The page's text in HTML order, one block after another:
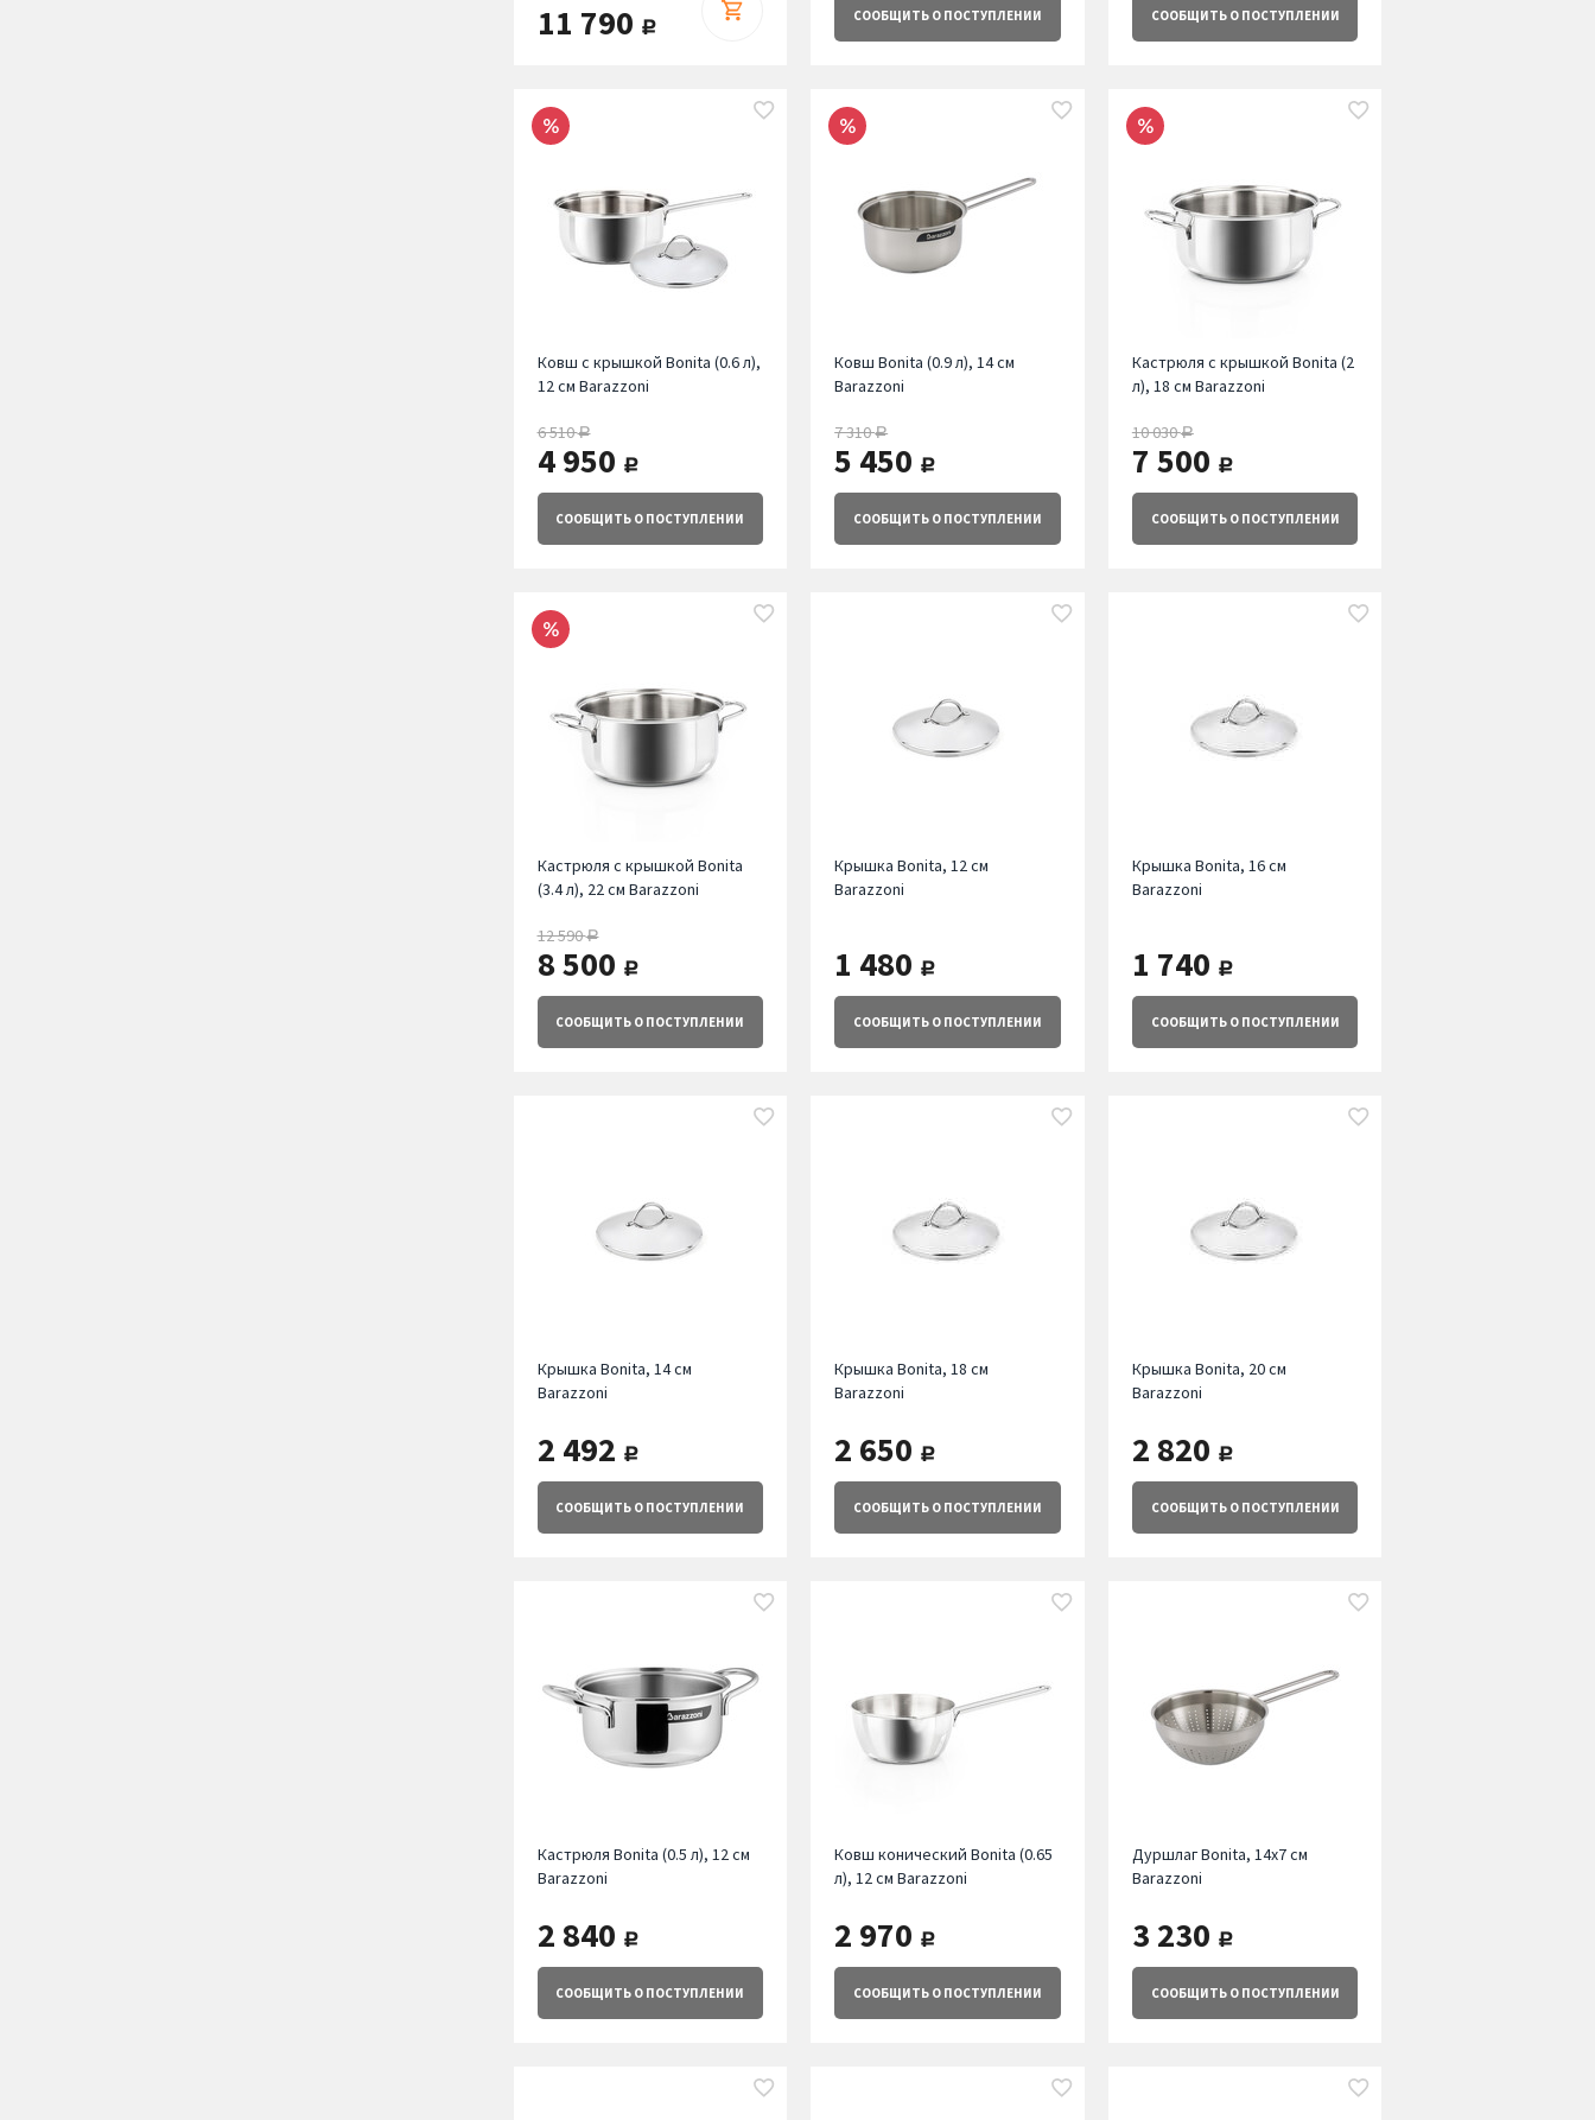
11 790 руб. СООБЩИТЬО ПОСТУПЛЕНИИ СООБЩИТЬО ПОСТУПЛЕНИИ
Ковш с крышкой Bonita (0.6 л),
12 см Barazzoni
6 510руб.
4 950 руб.
СООБЩИТЬ О ПОСТУПЛЕНИИ
Ковш Bonita (0.9 л), 14 см
Barazzoni
7 310руб.
5 450 руб.
СООБЩИТЬО ПОСТУПЛЕНИИ
Кастрюля с крышкой Bonita (2
л), 18 см Barazzoni
10 030руб.
7 500 руб.
СООБЩИТЬО ПОСТУПЛЕНИИ
Кастрюля с крышкой Bonita
(3.4 л), 22 см Barazzoni
12 590руб.
8 500 руб.
СООБЩИТЬ О ПОСТУПЛЕНИИ
Крышка Bonita, 12 см
Barazzoni
1 480 руб.
СООБЩИТЬО ПОСТУПЛЕНИИ
Крышка Bonita, 16 см
Barazzoni
1 740 руб.
СООБЩИТЬО ПОСТУПЛЕНИИ
Крышка Bonita, 14 см
Barazzoni
2 492 руб.
СООБЩИТЬ О ПОСТУПЛЕНИИ
Крышка Bonita, 18 см
Barazzoni
2 650 руб.
СООБЩИТЬО ПОСТУПЛЕНИИ
Крышка Bonita, 20 см
Barazzoni
2 820 руб.
СООБЩИТЬО ПОСТУПЛЕНИИ
Кастрюля Bonita (0.5 л), 12 см
Barazzoni
2 840 руб.
СООБЩИТЬ О ПОСТУПЛЕНИИ
Ковш конический Bonita (0.65
л), 12 см Barazzoni
2 970 руб.
СООБЩИТЬО ПОСТУПЛЕНИИ
Дуршлаг Bonita, 14х7 см
Barazzoni
3 230 руб.
СООБЩИТЬО ПОСТУПЛЕНИИ